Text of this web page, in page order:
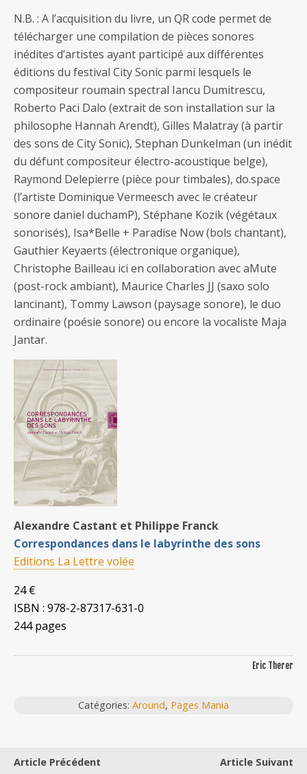
N.B. : A l’acquisition du livre, un QR code permet de
télécharger une compilation de pièces sonores
inédites d’artistes ayant participé aux différentes
éditions du festival City Sonic parmi lesquels le
compositeur roumain spectral Iancu Dumitrescu,
Roberto Paci Dalo (extrait de son installation sur la
philosophe Hannah Arendt), Gilles Malatray (à partir
des sons de City Sonic), Stephan Dunkelman (un inédit
du défunt compositeur électro-acoustique belge),
Raymond Delepierre (pièce pour timbales), do.space
(l’artiste Dominique Vermeesch avec le créateur
sonore daniel duchamP), Stéphane Kozik (végétaux
sonorisés), Isa*Belle + Paradise Now (bols chantant),
Gauthier Keyaerts (électronique organique),
Christophe Bailleau ici en collaboration avec aMute
(post-rock ambiant), Maurice Charles JJ (saxo solo
lancinant), Tommy Lawson (paysage sonore), le duo
ordinaire (poésie sonore) ou encore la vocaliste Maja
Jantar.
Alexandre Castant et Philippe Franck
Correspondances dans le labyrinthe des sons
Editions La Lettre volée
24 €
ISBN : 978-2-87317-631-0
244 pages
Eric Therer
Catégories: Around, Pages Mania
Article Précédent
Article Suivant